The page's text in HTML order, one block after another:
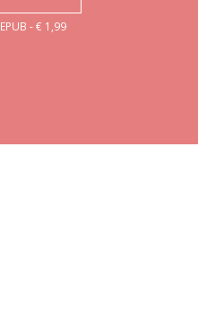
EPUB - € 1,99